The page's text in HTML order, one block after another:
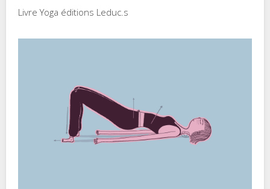
Livre Yoga éditions Leduc.s